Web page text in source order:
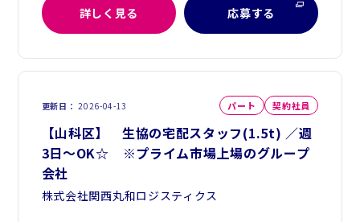
詳しく見る 応募する
更新日 2026-04-13 パート 契約社員
【山科区】 生協の宅配スタッフ(1.5t) ／週
3日～OK☆ ※プライム市場上場のグループ
会社
株式会社関西丸和ロジスティクス